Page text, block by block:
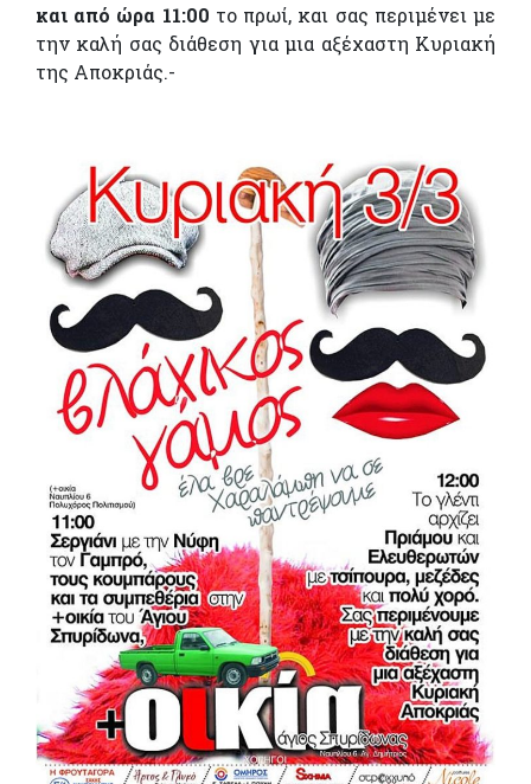
και από ώρα 11:00 το πρωί, και σας περιμένει με
την καλή σας διάθεση για μια αξέχαστη Κυριακή
της Αποκριάς.-